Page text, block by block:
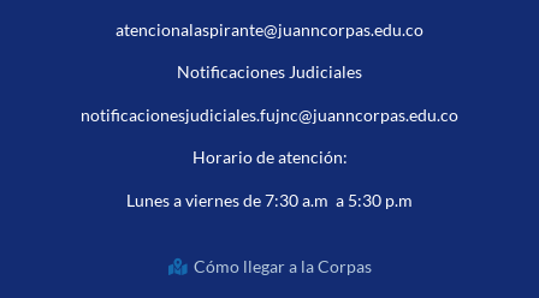
atencionalaspirante@juanncorpas.edu.co
Notificaciones Judiciales
notificacionesjudiciales.fujnc@juanncorpas.edu.co
Horario de atención:
Lunes a viernes de 7:30 a.m a 5:30 p.m
Cómo llegar a la Corpas